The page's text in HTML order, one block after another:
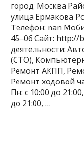
город: Москва
улица Ермакова
Телефон: nan
45‒06 Сайт:
деятельности:
(СТО),
Ремонт АКПП,
Ремонт ходовой
Пн: с 10:00 до
до 21:00, …